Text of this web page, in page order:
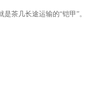
茶几长途运输的“铠甲”。